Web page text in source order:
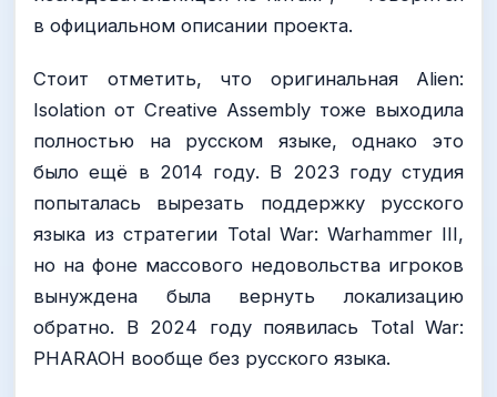
в официальном описании проекта.
Стоит отметить, что оригинальная Alien:
Isolation от Creative Assembly тоже выходила
полностью на русском языке, однако это
было ещё в 2014 году. В 2023 году студия
попыталась вырезать поддержку русского
языка из стратегии Total War: Warhammer III,
но на фоне массового недовольства игроков
вынуждена была вернуть локализацию
обратно. В 2024 году появилась Total War:
PHARAOH вообще без русского языка.